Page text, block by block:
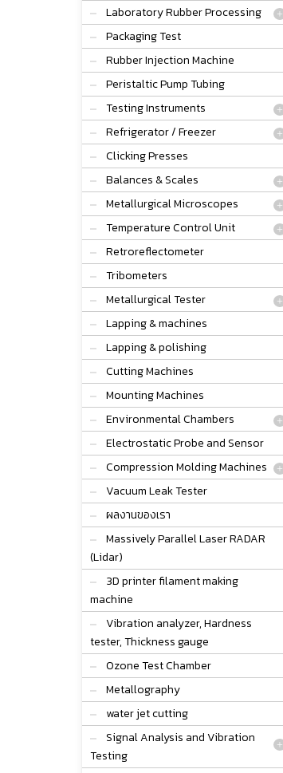
Laboratory Rubber Processing
Packaging Test
Rubber Injection Machine
Peristaltic Pump Tubing
Testing Instruments
Refrigerator / Freezer
Clicking Presses
Balances & Scales
Metallurgical Microscopes
Temperature Control Unit
Retroreflectometer
Tribometers
Metallurgical Tester
Lapping & machines
Lapping & polishing
Cutting Machines
Mounting Machines
Environmental Chambers
Electrostatic Probe and Sensor
Compression Molding Machines
Vacuum Leak Tester
ผลงานของเรา
Massively Parallel Laser RADAR
(Lidar)
3D printer filament making
machine
Vibration analyzer, Hardness
tester, Thickness gauge
Ozone Test Chamber
Metallography
water jet cutting
Signal Analysis and Vibration
Testing